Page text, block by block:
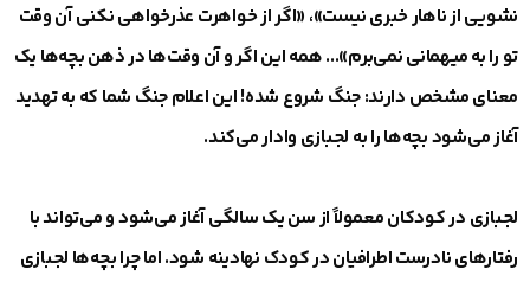
نشویی از ناهار خبری نیست»، «اگر از خواهرت عذرخواهی نکنی آن وقت
تو را به میهمانی نمی‌برم»... همه این اگر و آن وقت‌ها در ذهن بچه‌ها یک
معنای مشخص دارند: جنگ شروع شده! این اعلام جنگ شما که به تهدید
آغاز می‌شود بچه‌ها را به لجبازی وادار می‌کند.
لجبازی در کودکان معمولاً از سن یک سالگی آغاز می‌شود و می‌تواند با
رفتارهای نادرست اطرافیان در کودک نهادینه شود. اما چرا بچه‌ها لجبازی